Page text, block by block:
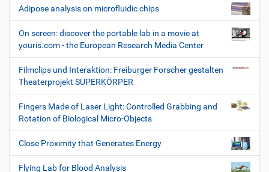
Adipose analysis on microfluidic chips
On screen: discover the portable lab in a movie at
youris.com - the European Research Media Center
Filmclips und Interaktion: Freiburger Forscher gestalten
Theaterprojekt SUPERKÖRPER
Fingers Made of Laser Light: Controlled Grabbing and
Rotation of Biological Micro-Objects
Close Proximity that Generates Energy
Flying Lab for Blood Analysis